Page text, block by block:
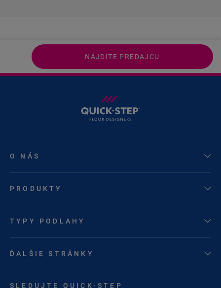
NÁJDITE PREDAJCU
O NÁS
PRODUKTY
TYPY PODLAHY
ĎALŠIE STRÁNKY
SLEDUJTE QUICK-STEP